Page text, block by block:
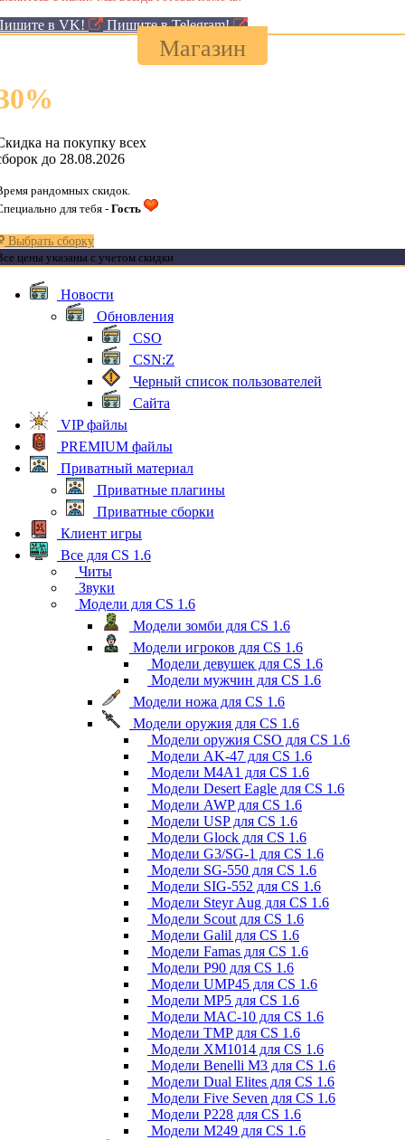
в VK! Пишите в Telegram!
Магазин
%
на покупку всех
до 28.08.2026
рандомных скидок.
для тебя - Гость
Выбрать сборку
цены указаны с учетом скидки
Новости
Обновления
CSO
CSN:Z
Черный список пользователей
Сайта
VIP файлы
PREMIUM файлы
Приватный материал
Приватные плагины
Приватные сборки
Клиент игры
Все для CS 1.6
Читы
Звуки
Модели для CS 1.6
Модели зомби для CS 1.6
Модели игроков для CS 1.6
Модели девушек для CS 1.6
Модели мужчин для CS 1.6
Модели ножа для CS 1.6
Модели оружия для CS 1.6
Модели оружия CSO для CS 1.6
Модели AK-47 для CS 1.6
Модели M4A1 для CS 1.6
Модели Desert Eagle для CS 1.6
Модели AWP для CS 1.6
Модели USP для CS 1.6
Модели Glock для CS 1.6
Модели G3/SG-1 для CS 1.6
Модели SG-550 для CS 1.6
Модели SIG-552 для CS 1.6
Модели Steyr Aug для CS 1.6
Модели Scout для CS 1.6
Модели Galil для CS 1.6
Модели Famas для CS 1.6
Модели P90 для CS 1.6
Модели UMP45 для CS 1.6
Модели MP5 для CS 1.6
Модели MAC-10 для CS 1.6
Модели TMP для CS 1.6
Модели XM1014 для CS 1.6
Модели Benelli M3 для CS 1.6
Модели Dual Elites для CS 1.6
Модели Five Seven для CS 1.6
Модели P228 для CS 1.6
Модели M249 для CS 1.6